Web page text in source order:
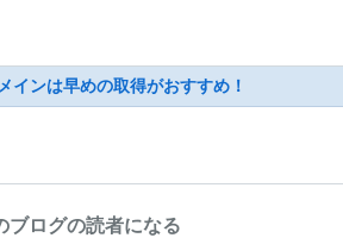
インは早めの取得がおすすめ！
ブログの読者になる